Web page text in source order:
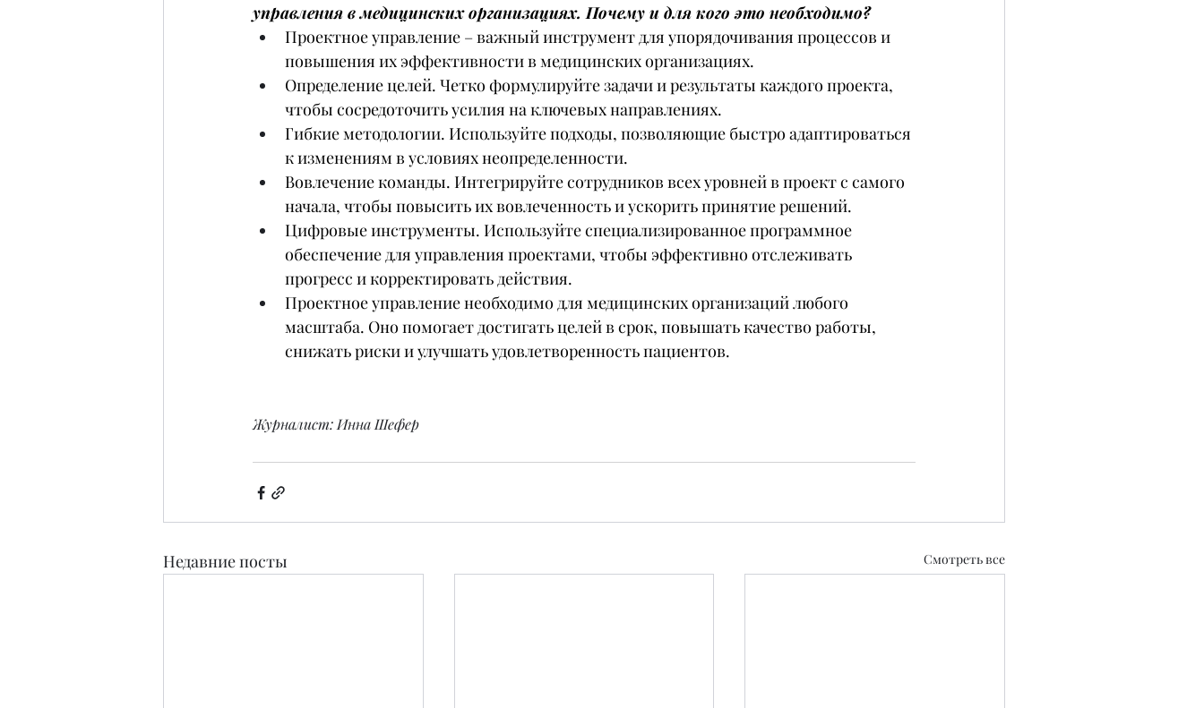
управления в медицинских организациях. Почему и для кого это необходимо?
Проектное управление – важный инструмент для упорядочивания процессов и
повышения их эффективности в медицинских организациях.
Определение целей. Четко формулируйте задачи и результаты каждого проекта,
чтобы сосредоточить усилия на ключевых направлениях.
Гибкие методологии. Используйте подходы, позволяющие быстро адаптироваться
к изменениям в условиях неопределенности.
Вовлечение команды. Интегрируйте сотрудников всех уровней в проект с самого
начала, чтобы повысить их вовлеченность и ускорить принятие решений.
Цифровые инструменты. Используйте специализированное программное
обеспечение для управления проектами, чтобы эффективно отслеживать
прогресс и корректировать действия.
Проектное управление необходимо для медицинских организаций любого
масштаба. Оно помогает достигать целей в срок, повышать качество работы,
снижать риски и улучшать удовлетворенность пациентов.
Журналист: Инна Шефер
Недавние посты Смотреть все